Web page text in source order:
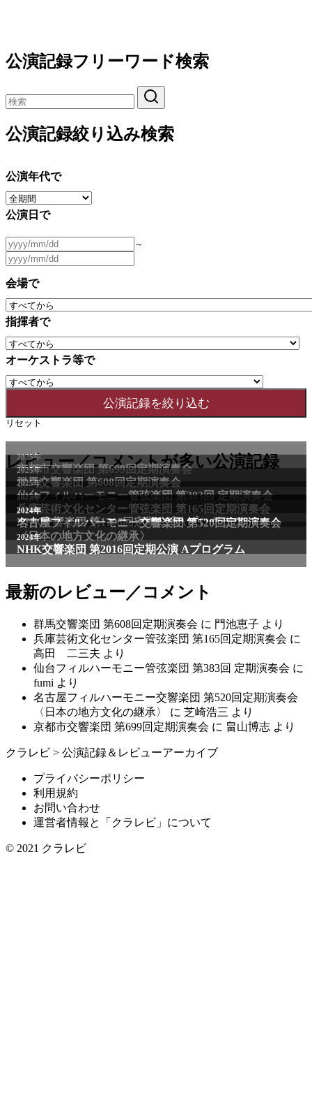
公演記録フリーワード検索
公演記録絞り込み検索
公演年代で
公演日で
～
会場で
指揮者で
オーケストラ等で
リセット
レビュー／コメントが多い公演記録
2025年
京都市交響楽団 第699回定期演奏会
2025年
群馬交響楽団 第608回定期演奏会
2025年
仙台フィルハーモニー管弦楽団 第383回 定期演奏会
2025年
兵庫芸術文化センター管弦楽団 第165回定期演奏会
2011年
NHK交響楽団 第1706回定期公演Aプログラム
2024年
名古屋フィルハーモニー交響楽団 第520回定期演奏会
〈日本の地方文化の継承〉
2024年
NHK交響楽団 第2016回定期公演 Aプログラム
最新のレビュー／コメント
群馬交響楽団 第608回定期演奏会 に 門池恵子 より
兵庫芸術文化センター管弦楽団 第165回定期演奏会 に
高田 二三夫 より
仙台フィルハーモニー管弦楽団 第383回 定期演奏会 に
fumi より
名古屋フィルハーモニー交響楽団 第520回定期演奏会
〈日本の地方文化の継承〉
に 芝崎浩三 より
京都市交響楽団 第699回定期演奏会 に 畠山博志 より
クラレビ > 公演記録＆レビューアーカイブ
プライバシーポリシー
利用規約
お問い合わせ
運営者情報と「クラレビ」について
© 2021 クラレビ